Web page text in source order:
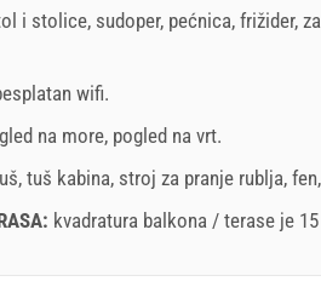
9 10 11 12 13
14
23 24 25
30
6
dobavljača
odmah rezervirati i imate još
i stolice, sudoper, pećnica, frižider,
wifi.
na more, pogled na vrt.
, tuš kabina, stroj za pranje rublja, fen,
kvadratura balkona / terase je